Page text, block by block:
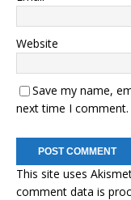
Website
Save my name,
next time I comment.
This site uses
comment data is